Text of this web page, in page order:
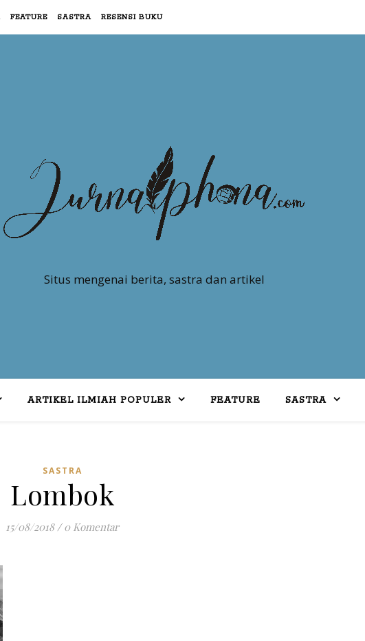
FEATURE SASTRA RESENSI BUKU
Situs mengenai berita, sastra dan artikel
ARTIKEL ILMIAH POPULER FEATURE SASTRA
SASTRA
Lombok
15/08/2018 / 0 Komentar